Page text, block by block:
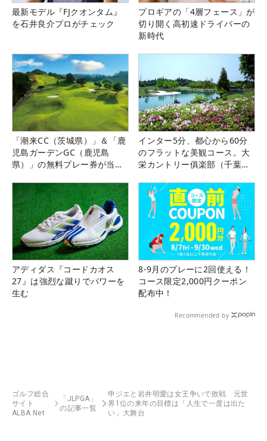
最新モデル『FJクオンタム』
を石井良介プロがチェック
プロギアの「4層フェース」が
切り開く高初速ドライバーの
新時代
「潮来CC（茨城県）」＆「鹿
児島ガーデンGC（鹿児島
県）」の無料プレー券が当た
インター5分、都心から60分
のフラットな美観コース。大
栄カントリー俱楽部（千葉
アディダス『コードカオス
27』は強烈な蹴りでパワーを
生む
8-9月のプレーに2回使える！
コース限定2,000円クーポン
配布中！
Recommended by
ゴルフ総合
サイト
ALBA Net
「JLPGA」
の記事一覧
申ジエと岩井明愛は女王争いで敗戦 元世
界1位の来年の目標は「人生で一度は出た
い」大舞台